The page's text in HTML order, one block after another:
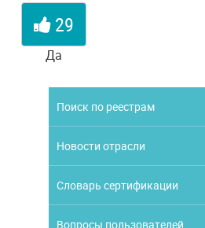
29
Да
Поиск по реестрам
Новости отрасли
Словарь сертификации
Вопросы пользователей